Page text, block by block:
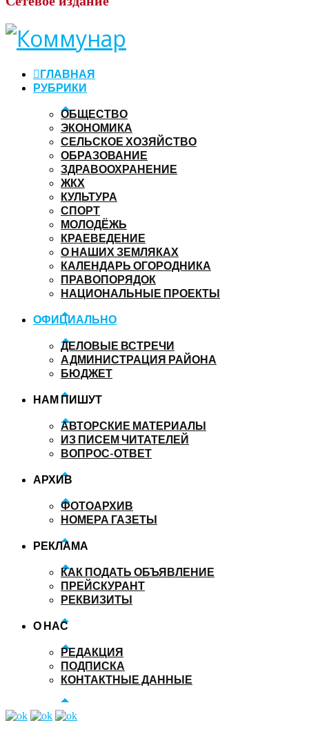
ГЛАВНАЯ
РУБРИКИ
ОБЩЕСТВО
ЭКОНОМИКА
СЕЛЬСКОЕ ХОЗЯЙСТВО
ОБРАЗОВАНИЕ
ЗДРАВООХРАНЕНИЕ
ЖКХ
КУЛЬТУРА
СПОРТ
МОЛОДЁЖЬ
КРАЕВЕДЕНИЕ
О НАШИХ ЗЕМЛЯКАХ
КАЛЕНДАРЬ ОГОРОДНИКА
ПРАВОПОРЯДОК
НАЦИОНАЛЬНЫЕ ПРОЕКТЫ
ОФИЦИАЛЬНО
ДЕЛОВЫЕ ВСТРЕЧИ
АДМИНИСТРАЦИЯ РАЙОНА
БЮДЖЕТ
НАМ ПИШУТ
АВТОРСКИЕ МАТЕРИАЛЫ
ИЗ ПИСЕМ ЧИТАТЕЛЕЙ
ВОПРОС-ОТВЕТ
АРХИВ
ФОТОАРХИВ
НОМЕРА ГАЗЕТЫ
РЕКЛАМА
КАК ПОДАТЬ ОБЪЯВЛЕНИЕ
ПРЕЙСКУРАНТ
РЕКВИЗИТЫ
О НАС
РЕДАКЦИЯ
ПОДПИСКА
КОНТАКТНЫЕ ДАННЫЕ